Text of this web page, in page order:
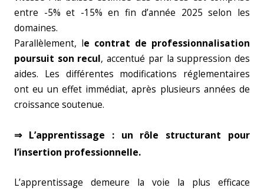
entre -5% et -15% en fin d’année 2025 selon les
domaines.
Parallèlement, le contrat de professionnalisation
poursuit son recul, accentué par la suppression des
aides. Les différentes modifications réglementaires
ont eu un effet immédiat, après plusieurs années de
croissance soutenue.
⇒ L’apprentissage : un rôle structurant pour
l’insertion professionnelle.
L’apprentissage demeure la voie la plus efficace